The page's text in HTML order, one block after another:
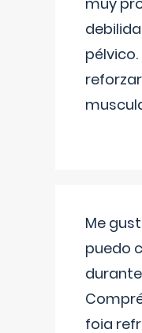
pélvico.
Me
puedo
foia